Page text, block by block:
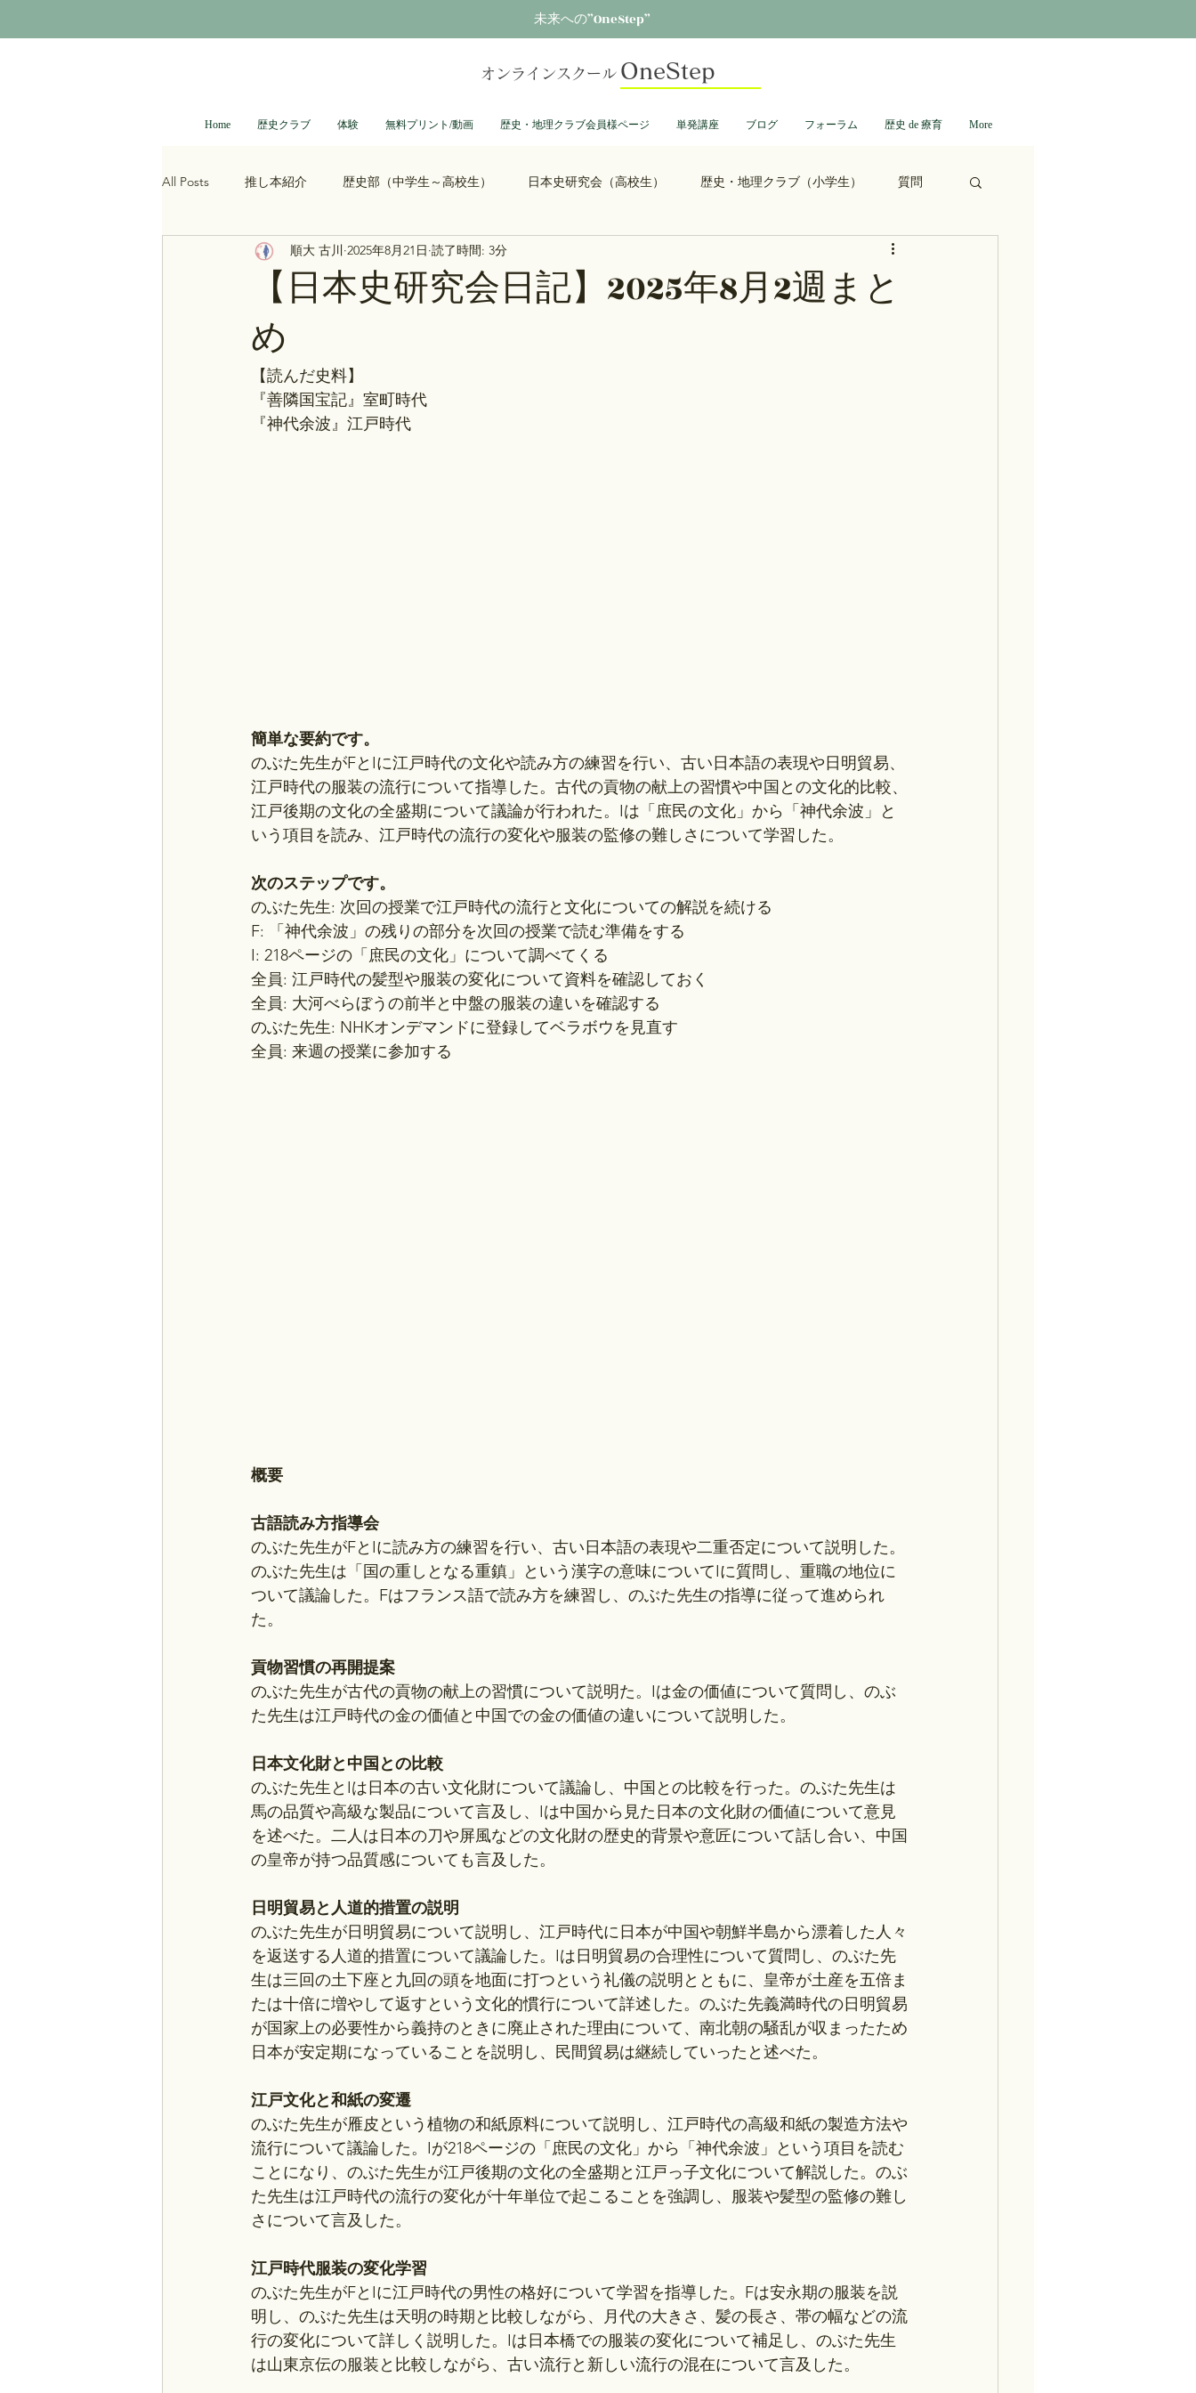
未来への”OneStep”
オンラインスクール OneStep
Home 歴史クラブ 体験 無料プリント/動画 歴史・地理クラブ会員様ページ 単発講座 ブログ フォーラム 歴史 de 療育 More
All Posts 推し本紹介 歴史部（中学生～高校生） 日本史研究会（高校生） 歴史・地理クラブ（小学生） 質問
大河ドラマ べらぼう 光る君へ 鎌倉殿の13人
青木裕司と中島浩二の世界史ch
レトロゲーム 科学・技術史 大学受験
【日本史研究会日記】2025年8月2週まと
め
順大 古川 2025年8月21日 読了時間: 3分
【読んだ史料】
『善隣国宝記』室町時代
『神代余波』江戸時代
簡単な要約です。
のぶた先生がFとIに江戸時代の文化や読み方の練習を行い、古い日本語の表現や日明貿易、
江戸時代の服装の流行について指導した。古代の貢物の献上の習慣や中国との文化的比較、
江戸後期の文化の全盛期について議論が行われた。Iは「庶民の文化」から「神代余波」と
いう項目を読み、江戸時代の流行の変化や服装の監修の難しさについて学習した。
次のステップです。
のぶた先生: 次回の授業で江戸時代の流行と文化についての解説を続ける
F: 「神代余波」の残りの部分を次回の授業で読む準備をする
I: 218ページの「庶民の文化」について調べてくる
全員: 江戸時代の髪型や服装の変化について資料を確認しておく
全員: 大河べらぼうの前半と中盤の服装の違いを確認する
のぶた先生: NHKオンデマンドに登録してベラボウを見直す
全員: 来週の授業に参加する
概要
古語読み方指導会
のぶた先生がFとIに読み方の練習を行い、古い日本語の表現や二重否定について説明した。
のぶた先生は「国の重しとなる重鎮」という漢字の意味についてIに質問し、重職の地位に
ついて議論した。Fはフランス語で読み方を練習し、のぶた先生の指導に従って進められ
た。
貢物習慣の再開提案
のぶた先生が古代の貢物の献上の習慣について説明た。Iは金の価値について質問し、のぶ
た先生は江戸時代の金の価値と中国での金の価値の違いについて説明した。
日本文化財と中国との比較
のぶた先生とIは日本の古い文化財について議論し、中国との比較を行った。のぶた先生は
馬の品質や高級な製品について言及し、Iは中国から見た日本の文化財の価値について意見
を述べた。二人は日本の刀や屏風などの文化財の歴史的背景や意匠について話し合い、中国
の皇帝が持つ品質感についても言及した。
日明貿易と人道的措置の説明
のぶた先生が日明貿易について説明し、江戸時代に日本が中国や朝鮮半島から漂着した人々
を返送する人道的措置について議論した。Iは日明貿易の合理性について質問し、のぶた先
生は三回の土下座と九回の頭を地面に打つという礼儀の説明とともに、皇帝が土産を五倍ま
たは十倍に増やして返すという文化的慣行について詳述した。のぶた先義満時代の日明貿易
が国家上の必要性から義持のときに廃止された理由について、南北朝の騒乱が収まったため
日本が安定期になっていることを説明し、民間貿易は継続していったと述べた。
江戸文化と和紙の変遷
のぶた先生が雁皮という植物の和紙原料について説明し、江戸時代の高級和紙の製造方法や
流行について議論した。Iが218ページの「庶民の文化」から「神代余波」という項目を読む
ことになり、のぶた先生が江戸後期の文化の全盛期と江戸っ子文化について解説した。のぶ
た先生は江戸時代の流行の変化が十年単位で起こることを強調し、服装や髪型の監修の難し
さについて言及した。
江戸時代服装の変化学習
のぶた先生がFとIに江戸時代の男性の格好について学習を指導した。Fは安永期の服装を説
明し、のぶた先生は天明の時期と比較しながら、月代の大きさ、髪の長さ、帯の幅などの流
行の変化について詳しく説明した。Iは日本橋での服装の変化について補足し、のぶた先生
は山東京伝の服装と比較しながら、古い流行と新しい流行の混在について言及した。